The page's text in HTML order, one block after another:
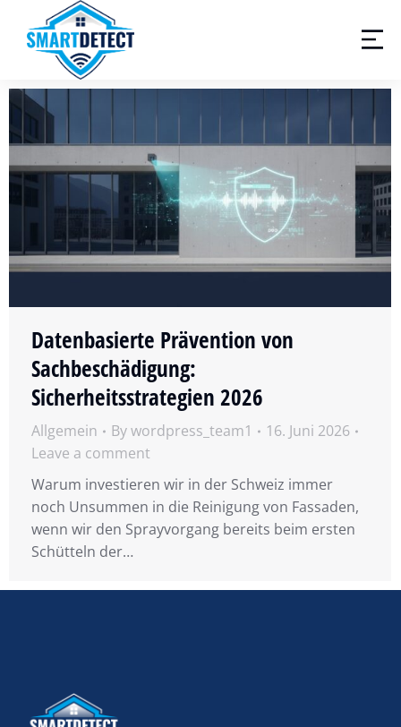
Datenbasierte Prävention von
Sachbeschädigung:
Sicherheitsstrategien 2026
Allgemein Bywordpress_team1
16. Juni 2026
Leave a comment
Warum investieren wir in der Schweiz immer
noch Unsummen in die Reinigung von Fassaden,
wenn wir den Sprayvorgang bereits beim ersten
Schütteln der…